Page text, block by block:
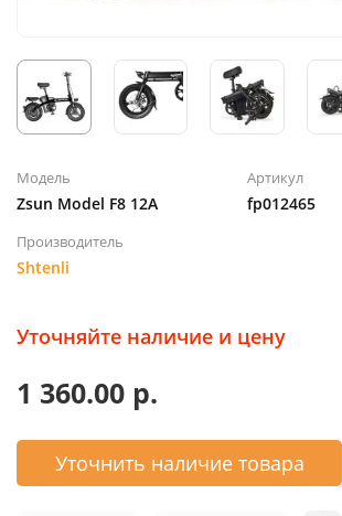
Модель
Zsun Model F8 12A
Артикул
fp012465
Производитель
Shtenli
Уточняйте наличие и цену
1 360.00 р.
Уточнить наличие товара